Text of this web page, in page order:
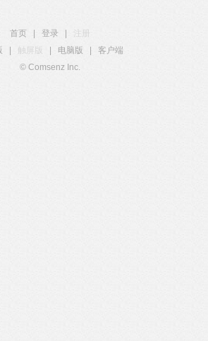
首页 登录
注册
触屏版 电脑版
客户端
© Comsenz Inc.